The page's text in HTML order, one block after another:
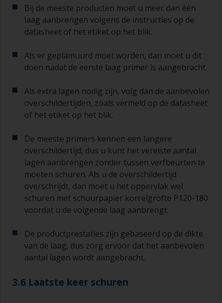
Bij de meeste producten moet u meer dan één
laag aanbrengen volgens de instructies op de
datasheet of het etiket op het blik.
Als er geplamuurd moet worden, dan moet u dit
doen nadat de eerste laag primer is aangebracht.
Als extra lagen nodig zijn, volg dan de aanbevolen
overschildertijden, zoals vermeld op de datasheet
of het etiket op het blik.
De meeste primers kennen een langere
overschildertijd, dus u kunt het vereiste aantal
lagen aanbrengen zonder tussen verfbeurten te
moeten schuren. Als u de overschildertijd
overschrijdt, dan moet u het oppervlak wel
schuren met schuurpapier korrelgrofte P120-180
voordat u de volgende laag aanbrengt.
De productprestaties zijn gebaseerd op de dikte
van de laag, dus zorg ervoor dat het aanbevolen
aantal lagen wordt aangebracht.
3.6 Laatste keer schuren